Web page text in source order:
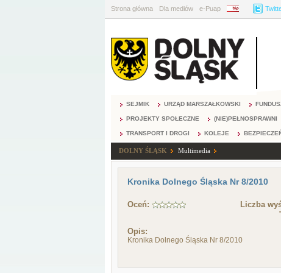
Strona główna Dla mediów e-Puap BIP
SEJMIK URZĄD MARSZAŁKOWSKI
PROJEKTY SPOŁECZNE (NIE)PEŁNOSPRAWNI
TRANSPORT I DROGI KOLEJE
DOLNY ŚLĄSK Multimedia
Kronika Dolnego Śląska Nr 8/2010
Oceń: Liczba
Opis:
Kronika Dolnego Śląska Nr 8/2010